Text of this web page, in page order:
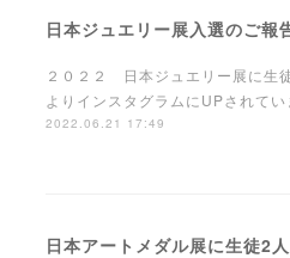
日本ジュエリー展入選のご報
２０２２ 日本ジュエリー展に生
よりインスタグラムにUPされて
2022.06.21 17:49
日本アートメダル展に生徒2